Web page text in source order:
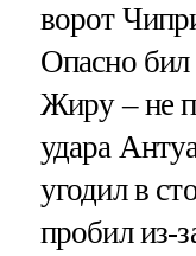
ворот
Опасно
Жиру – не
удара
угодил в
пробил из-